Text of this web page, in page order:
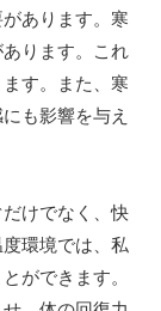
あります。寒
ります。これ
す。また、寒
も影響を与え
けでなく、快
環境では、私
ができます。